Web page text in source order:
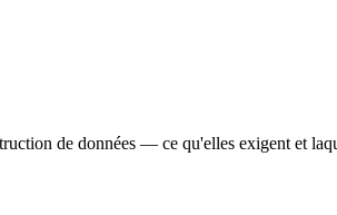
de données — ce qu'elles exigent et